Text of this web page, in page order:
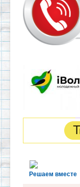
Решаем вместе